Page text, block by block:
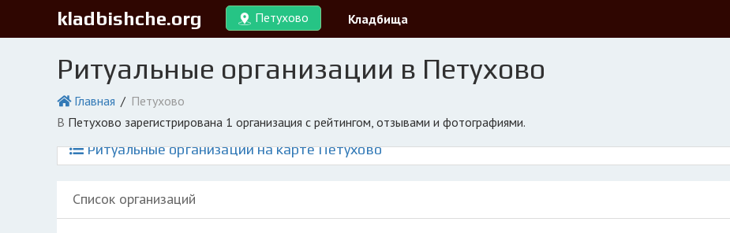
kladbishche.org Петухово Кладбища
Ритуальные организации в Петухово
Главная
Петухово
в Петухово зарегистрирована 1 организация с рейтингом, отзывами и фотографиями.
Ритуальные организации на карте Петухово
Список организаций